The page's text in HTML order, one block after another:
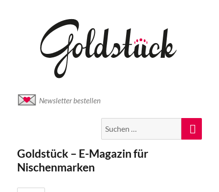
Newsletter bestellen
nach:
Goldstück – E-Magazin für
Nischenmarken